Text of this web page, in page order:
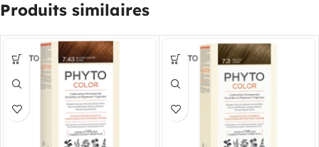
Produits similaires